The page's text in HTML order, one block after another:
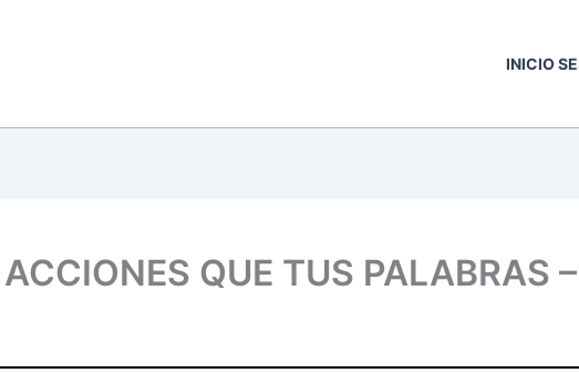
INICIO
QUE TUS PALABRAS